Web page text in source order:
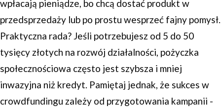
wpłacają pieniądze, bo chcą dostać produkt w
przedsprzedaży lub po prostu wesprzeć fajny pomysł.
Praktyczna rada? Jeśli potrzebujesz od 5 do 50
tysięcy złotych na rozwój działalności, pożyczka
społecznościowa często jest szybsza i mniej
inwazyjna niż kredyt. Pamiętaj jednak, że sukces w
crowdfundingu zależy od przygotowania kampanii -